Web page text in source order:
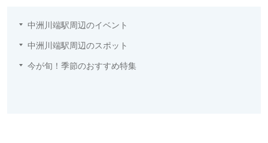
中洲川端駅周辺のイベント
中洲川端駅周辺のスポット
今が旬！季節のおすすめ特集